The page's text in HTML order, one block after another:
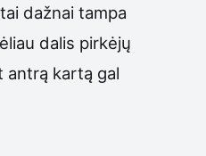
dažnai tampa
dalis pirkėjų
antrą kartą gal